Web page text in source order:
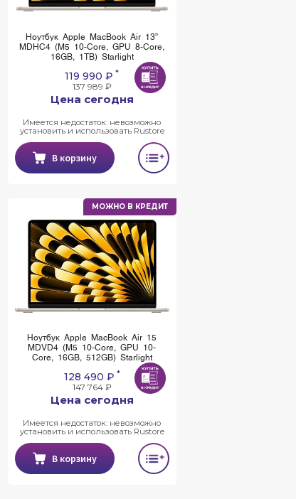
Ноутбук Apple MacBook Air 13”
MDHC4 (M5 10-Core, GPU 8-Core,
16GB, 1TB) Starlight
119 990 ₽ *
137 989 ₽
Цена сегодня
Имеется недостаток: невозможно
установить и использовать Rustore
В корзину
МОЖНО В КРЕДИТ
Ноутбук Apple MacBook Air 15
MDVD4 (M5 10-Core, GPU 10-
Core, 16GB, 512GB) Starlight
128 490 ₽ *
147 764 ₽
Цена сегодня
Имеется недостаток: невозможно
установить и использовать Rustore
В корзину